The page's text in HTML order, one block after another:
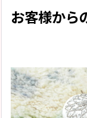
お客様から